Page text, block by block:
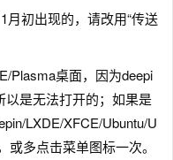
初出现的，请改用“传送
Plasma桌面，因为deepi
以是无法打开的；如果是
LXDE/XFCE/Ubuntu/U
多点击菜单图标一次。